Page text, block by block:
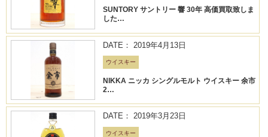
SUNTORY サントリー 響 30年 高価買取致しま
した…
DATE： 2019年4月13日
ウイスキー
NIKKA ニッカ シングルモルト ウイスキー 余市
2…
DATE： 2019年3月23日
ウイスキー